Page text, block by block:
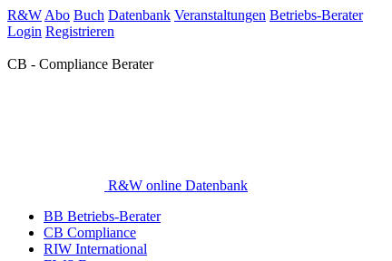
R&W Abo Buch Datenbank Veranstaltungen Betriebs-Berater
Login Registrieren
CB - Compliance Berater
R&W online Datenbank
BB Betriebs-Berater
CB Compliance
RIW International